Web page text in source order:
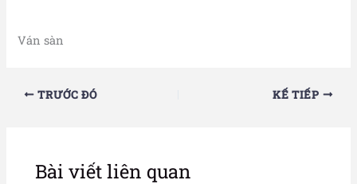
Ván sàn
TRƯỚC ĐÓ KẾ TIẾP
Bài viết liên quan